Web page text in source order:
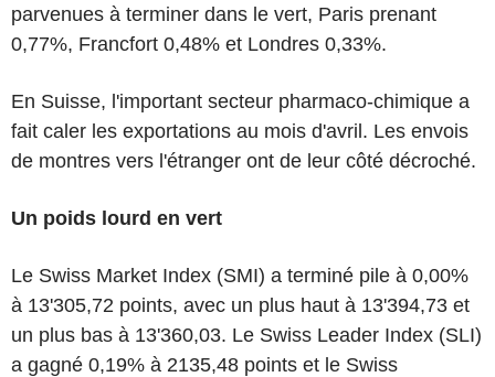
parvenues à terminer dans le vert, Paris prenant
0,77%, Francfort 0,48% et Londres 0,33%.
En Suisse, l'important secteur pharmaco-chimique a
fait caler les exportations au mois d'avril. Les envois
de montres vers l'étranger ont de leur côté décroché.
Un poids lourd en vert
Le Swiss Market Index (SMI) a terminé pile à 0,00%
à 13'305,72 points, avec un plus haut à 13'394,73 et
un plus bas à 13'360,03. Le Swiss Leader Index (SLI)
a gagné 0,19% à 2135,48 points et le Swiss